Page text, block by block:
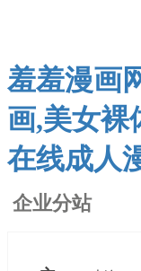
羞羞漫画
画,美女裸
在线成人
企业分站